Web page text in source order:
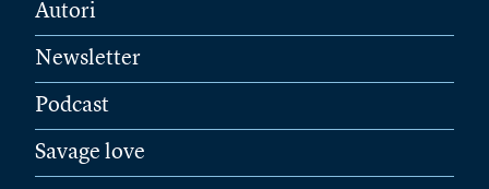
Autori
Newsletter
Podcast
Savage love